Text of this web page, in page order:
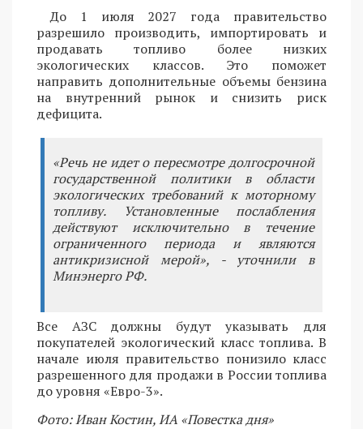
До 1 июля 2027 года правительство
разрешило производить, импортировать и
продавать топливо более низких
экологических классов. Это поможет
направить дополнительные объемы бензина
на внутренний рынок и снизить риск
дефицита.
«Речь не идет о пересмотре долгосрочной
государственной политики в области
экологических требований к моторному
топливу. Установленные послабления
действуют исключительно в течение
ограниченного периода и являются
антикризисной мерой», - уточнили в
Минэнерго РФ.
Все АЗС должны будут указывать для
покупателей экологический класс топлива. В
начале июля правительство понизило класс
разрешенного для продажи в России топлива
до уровня «Евро-3».
Фото: Иван Костин, ИА «Повестка дня»